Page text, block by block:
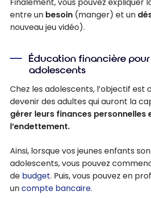
Finalement, vous pouvez expliquer
entre un besoin (manger) et un
nouveau jeu vidéo).
Éducation financière pour
adolescents
Chez les adolescents, l’objectif est
devenir des adultes qui auront la
gérer leurs finances personnelles
l’endettement.
Ainsi, lorsque vos jeunes enfants
adolescents, vous pouvez
de budget. Puis, vous pouvez en
uncompte bancaire.